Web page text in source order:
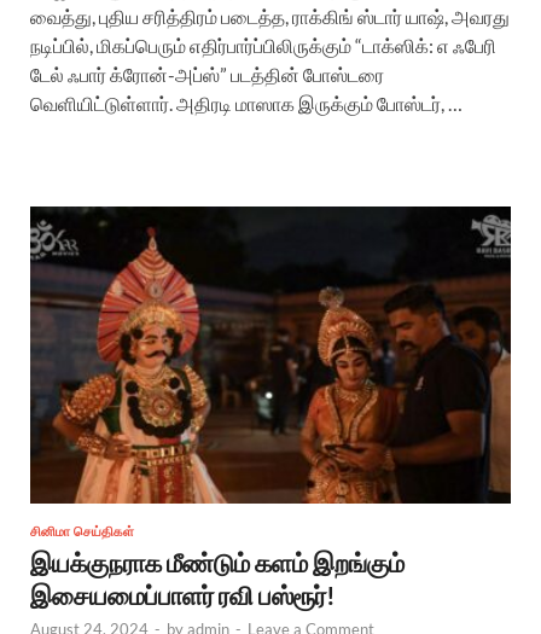
வைத்து, புதிய சரித்திரம் படைத்த, ராக்கிங் ஸ்டார் யாஷ், அவரது
நடிப்பில், மிகப்பெரும் எதிர்பார்ப்பிலிருக்கும் “டாக்ஸிக்: எ ஃபேரி
டேல் ஃபார் க்ரோன்-அப்ஸ்” படத்தின் போஸ்டரை
வெளியிட்டுள்ளார். அதிரடி மாஸாக இருக்கும் போஸ்டர், …
சினிமா செய்திகள்
இயக்குநராக மீண்டும் களம் இறங்கும்
இசையமைப்பாளர் ரவி பஸ்ரூர்!
August 24, 2024 - byadmin - Leave a Comment